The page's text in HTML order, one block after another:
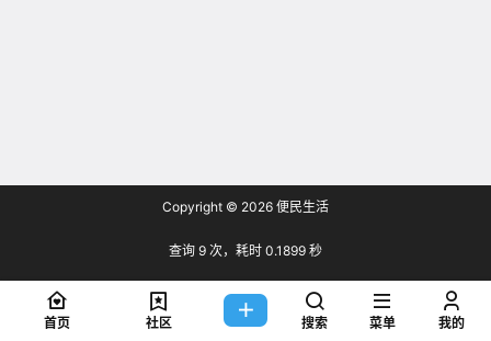
Copyright © 2026 便民生活
查询 9 次，耗时 0.1899 秒
首页 社区 搜索 菜单 我的